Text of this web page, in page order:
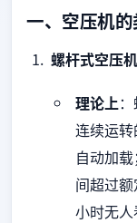
一、空压机
螺杆式空压机
理论上
连续运
自动加
间超过
小时无人